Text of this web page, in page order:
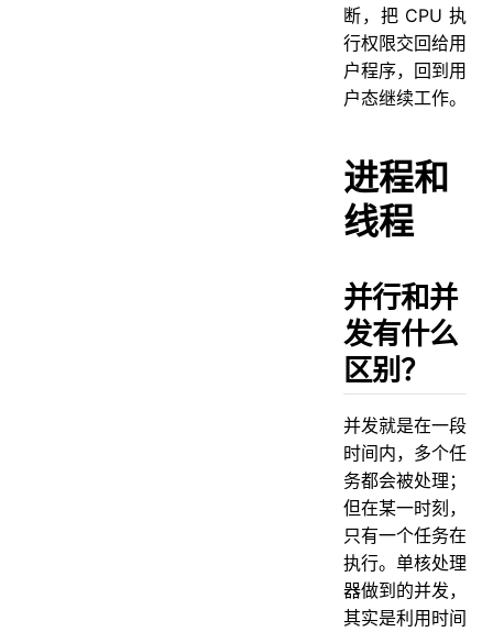
断，把 CPU 执
⾏权限交回给⽤
户程序，回到⽤
户态继续⼯作。
进程和
线程
并行和并
发有什么
区别？
并发就是在一段
时间内，多个任
务都会被处理；
但在某一时刻，
只有一个任务在
执行。单核处理
器做到的并发，
其实是利用时间